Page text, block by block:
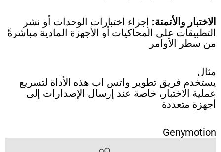
الاختبار والأتمتة: إجراء اختبارات الوحدات أو نشر
التطبيقات على المحاكيات أو الأجهزة المادية مباشرةً
من سطر الأوامر
مثال
يستخدم فريق تطوير واتس اب هذه الأداة لتسريع
عملية الاختبار، خاصة عند إرسال الإصدارات إلى
أجهزة متعددة
Genymotion